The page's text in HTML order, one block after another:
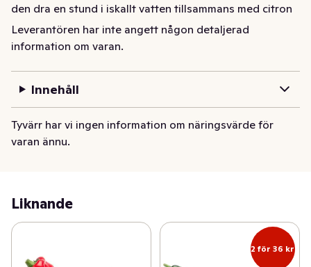
den dra en stund i iskallt vatten tillsammans med citron
och mynta.
Ekologisk Gurka
Leverantören har inte angett någon detaljerad
information om varan.
Innehåll
Tyvärr har vi ingen information om näringsvärde för
varan ännu.
Liknande
2 för 36 kr